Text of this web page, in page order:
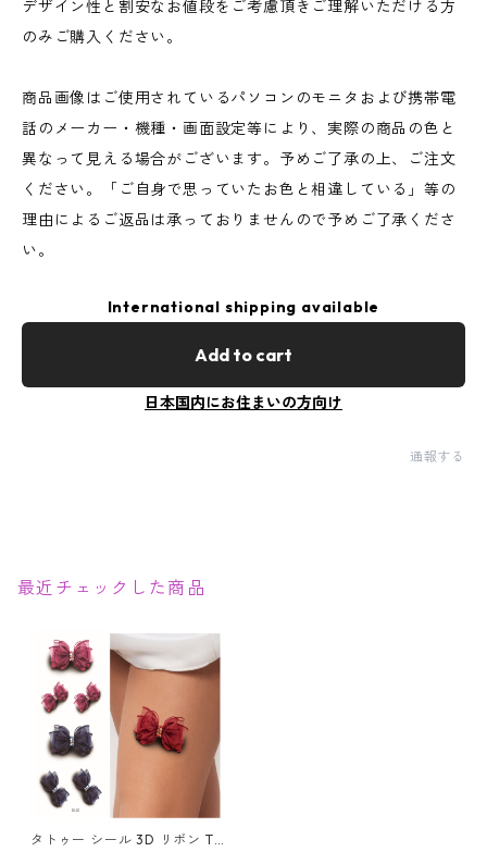
デザイン性と割安なお値段をご考慮頂きご理解いただける方
のみご購入ください。
商品画像はご使用されているパソコンのモニタおよび携帯電
話のメーカー・機種・画面設定等により、実際の商品の色と
異なって見える場合がございます。予めご了承の上、ご注文
ください。「ご自身で思っていたお色と相違している」等の
理由によるご返品は承っておりませんので予めご了承くださ
い。
International shipping available
Add to cart
日本国内にお住まいの方向け
通報する
最近チェックした商品
タトゥー シール 3D リボン TA